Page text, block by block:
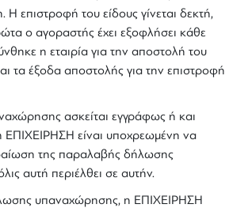
Η επιστροφή του είδους γίνεται δεκτή,
ο αγοραστής έχει εξοφλήσει κάθε
η εταιρία για την αποστολή του
τα έξοδα αποστολής για την επιστροφή
ασκείται εγγράφως ή και
ΕΠΙΧΕΙΡΗΣΗ είναι υποχρεωμένη να
της παραλαβής δήλωσης
αυτή περιέλθει σε αυτήν.
υπαναχώρησης, η ΕΠΙΧΕΙΡΗΣΗ